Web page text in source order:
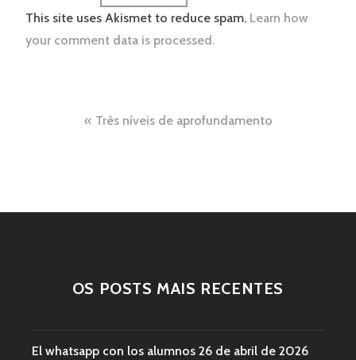
This site uses Akismet to reduce spam. Learn how
your comment data is processed.
Navegação
Três níveis de aprofundamento
OS POSTS MAIS RECENTES
El whatsapp con los alumnos 26 de abril de 2026